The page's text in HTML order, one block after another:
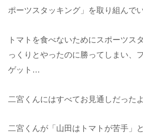
ポーツスタッキング」を取り組んで
トマトを食べないためにスポーツス
っくりとやったのに勝ってしまい、
ゲット…
二宮くんにはすべてお見通しだった
二宮くんが「山田はトマトが苦手」